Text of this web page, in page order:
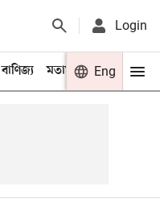
Login
বাণিজ্য মতামত খেলা
Eng